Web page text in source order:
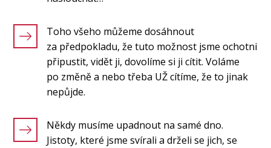
Toho všeho můžeme dosáhnout
za předpokladu, že tuto možnost jsme ochotni
připustit, vidět ji, dovolíme si ji cítit. Voláme
po změně a nebo třeba UŽ cítíme, že to jinak
nepůjde.
Někdy musíme upadnout na samé dno.
Jistoty, které jsme svírali a drželi se jich, se